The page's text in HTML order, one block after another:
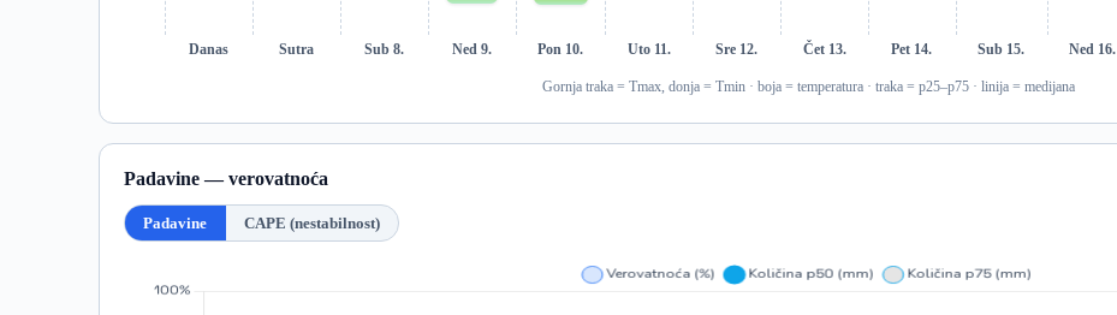
Danas Sutra Sub 8. Ned 9. Pon 10. Uto 11. Sre 12. Čet 13. Pet 14. Sub 15. Ned 16.
Gornja traka = Tmax, donja = Tmin · boja = temperatura · traka = p25–p75 · linija = medijana
Padavine — verovatnoća
Padavine CAPE (nestabilnost)